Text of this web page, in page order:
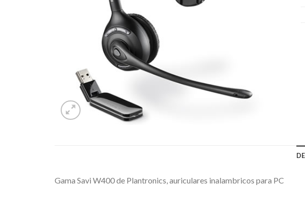
Gama Savi W400 de Plantronics, auriculares inalambricos para PC